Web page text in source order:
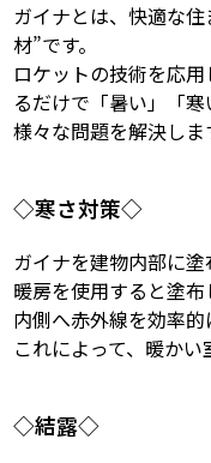
ガイナとは、快適な
材”です。
ロケットの技術を応
るだけで「暑い」「
様々な問題を解決しま
◇寒さ対策◇
ガイナを建物内部に
暖房を使用すると塗
内側へ赤外線を効率的
これによって、暖かい
◇結露◇